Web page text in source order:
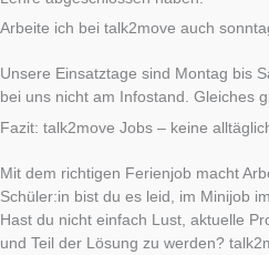
Arbeite ich bei talk2move auch
Unsere Einsatztage sind Montag bis
bei uns nicht am Infostand. Gleiches
Fazit: talk2move Jobs – keine
Mit dem richtigen Ferienjob macht
Schüler:in bist du es leid, im Minijob
Hast du nicht einfach Lust, aktuelle
und Teil der Lösung zu werden?